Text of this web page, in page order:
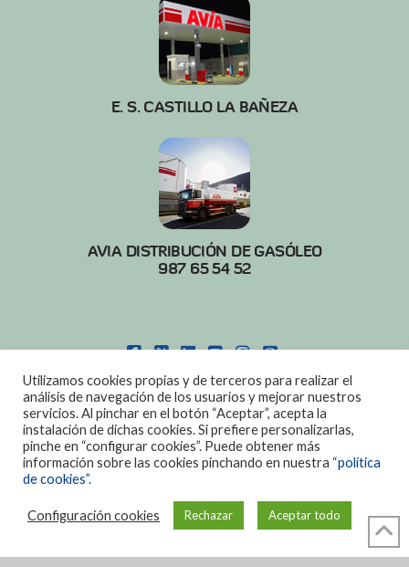
E. S. CASTILLO LA BAÑEZA
AVIA DISTRIBUCIÓN DE GASÓLEO
987 65 54 52
POLITICA DE COOKIES|AVISO LEGAL
DISEÑO: DIAN SISTEMAS
Utilizamos cookies propias y de terceros para realizar el
análisis de navegación de los usuarios y mejorar nuestros
servicios. Al pinchar en el botón “Aceptar”, acepta la
instalación de dichas cookies. Si prefiere personalizarlas,
pinche en “configurar cookies”. Puede obtener más
información sobre las cookies pinchando en nuestra “política
de cookies”.
Configuración cookies Rechazar Aceptar todo